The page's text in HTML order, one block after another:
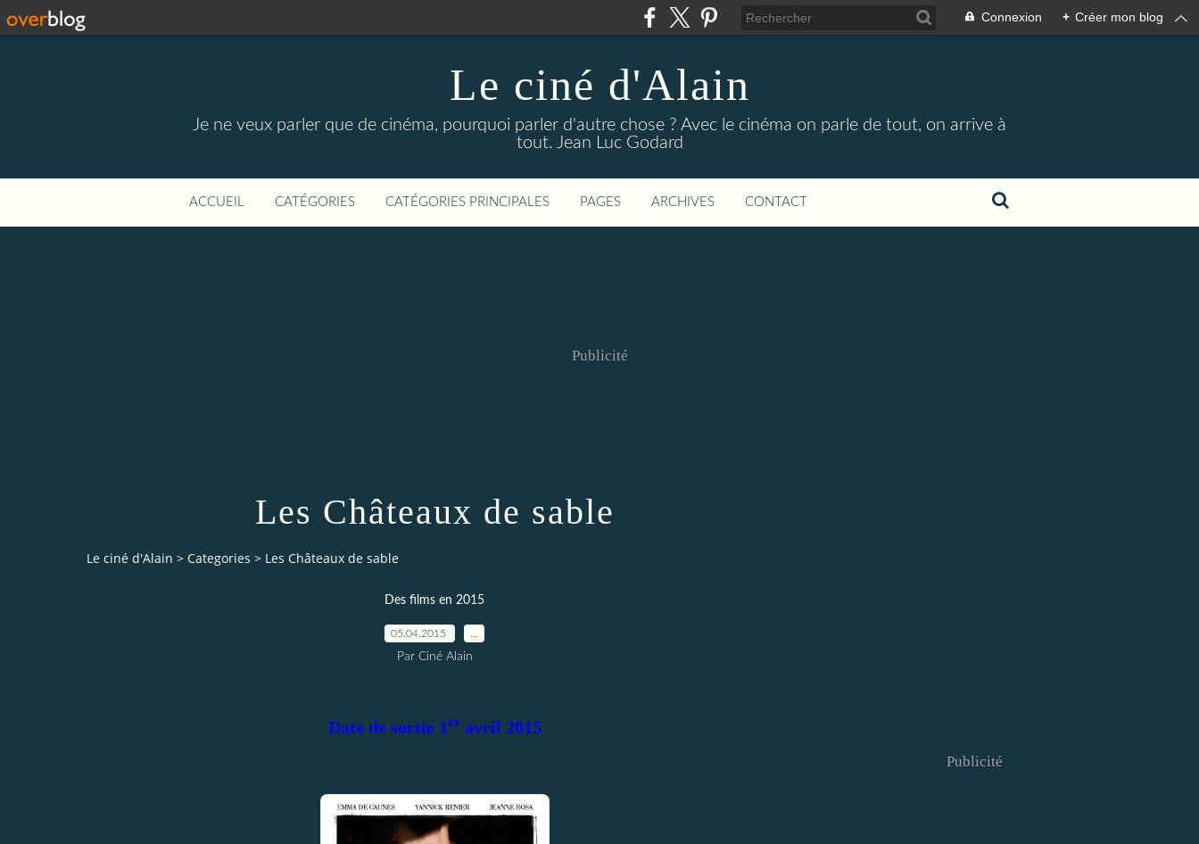
Connexion + Créer mon blog
Le ciné d'Alain
Je ne veux parler que de cinéma, pourquoi parler d'autre chose ? Avec le cinéma on parle de tout, on arrive à
tout. Jean Luc Godard
ACCUEIL CATÉGORIES CATÉGORIES PRINCIPALES PAGES ARCHIVES CONTACT
Publicité
Les Châteaux de sable
Le ciné d'Alain > Categories > Les Châteaux de sable
Des films en 2015
05.04.2015
Par Ciné Alain
Date de sortie 1eravril 2015
Publicité